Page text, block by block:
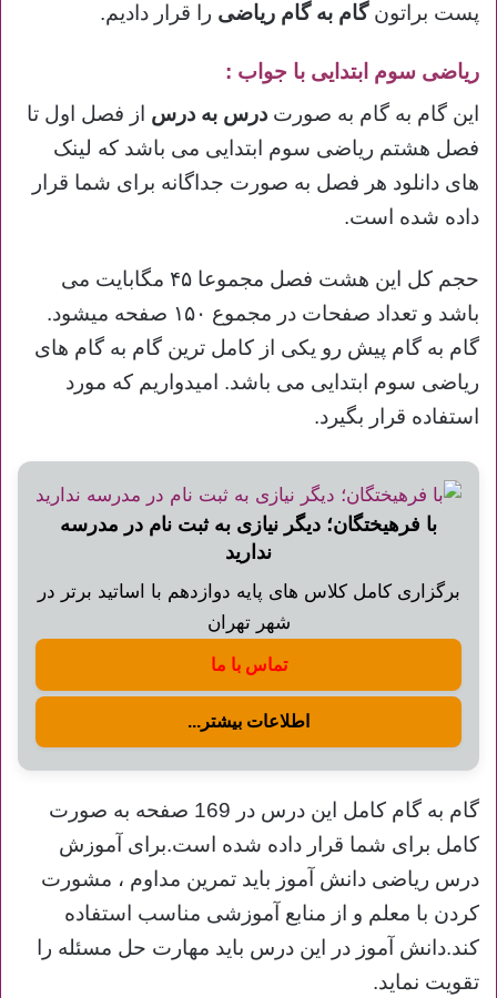
پست براتونگام به گام ریاضی را قرار دادیم.
ریاضی سوم ابتدایی با جواب :
این گام به گام به صورت درس به درس از فصل اول تا
فصل هشتم ریاضی سوم ابتدایی می باشد که لینک
های دانلود هر فصل به صورت جداگانه برای شما قرار
داده شده است.
حجم کل این هشت فصل مجموعا ۴۵ مگابایت می
باشد و تعداد صفحات در مجموع ۱۵۰ صفحه میشود.
گام به گام پیش رو یکی از کامل ترین گام به گام های
ریاضی سوم ابتدایی می باشد. امیدواریم که مورد
استفاده قرار بگیرد.
با فرهیختگان؛ دیگر نیازی به ثبت نام در مدرسه
ندارید
برگزاری کامل کلاس های پایه دوازدهم با اساتید برتر در
شهر تهران
تماس با ما
اطلاعات بیشتر...
گام به گام کامل این درس در 169 صفحه به صورت
کامل برای شما قرار داده شده است.برای آموزش
درس ریاضی دانش آموز باید تمرین مداوم ، مشورت
کردن با معلم و از منابع آموزشی مناسب استفاده
کند.دانش آموز در این درس باید مهارت حل مسئله را
تقویت نماید.